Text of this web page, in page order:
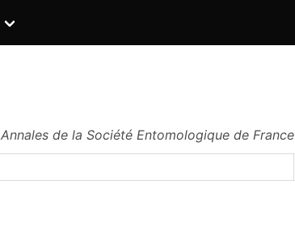
Annales de la Société Entomologique de France